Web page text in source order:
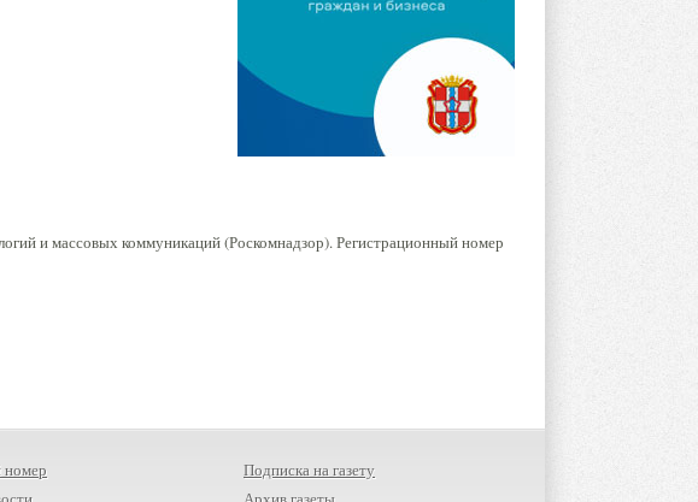
и массовых коммуникаций (Роскомнадзор). Регистрационный номер
Подписка на газету